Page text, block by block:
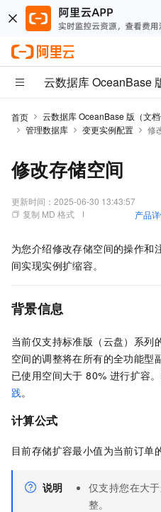
云数据库 OceanBase
首页 云数据库 OceanBase 版（文档
管理数据库
变更实例配置 修
修改存储空间
更新时间： 2025-06-30 13:43:57
复制 MD 格式
产品
为您介绍修改存储空间的操作和
间实现实例扩缩容。
背景信息
当前仅支持标准版（云盘）系列
空间的调整将在所有的全功能型
已使用空间大于 80% 进行扩容
践。
计算公式
目前存储扩容最小值为当前订单
说明
仅支持您在大
整。